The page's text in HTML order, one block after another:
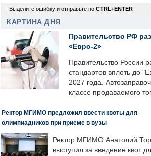
Выделите ошибку и отправьте по CTRL+ENTER
КАРТИНА ДНЯ
Правительство РФ
«Евро-2»
Правительство России
стандартов вплоть до
2027 года.
классе продаваемого
Ректор МГИМО предложил ввести квоты для
олимпиадников при приеме в вузы
Ректор МГИМО Анатолий
выступил за введение квот